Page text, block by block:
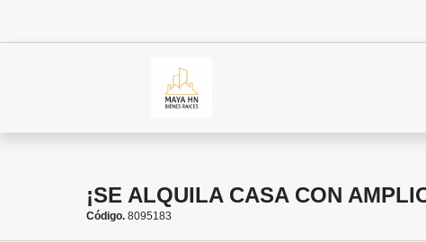
¡SE ALQUILA CASA CON
Código. 8095183